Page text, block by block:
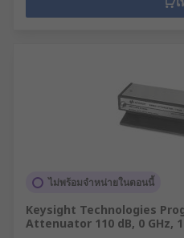
ไม่พร้อมจำหน่ายในตอนนี้
Keysight Technologies
Attenuator 110 dB, 0 GHz,